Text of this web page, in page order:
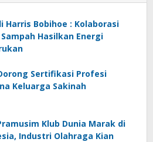
Harris Bobihoe : Kolaborasi
Hasilkan Energi
Sertifikasi Profesi
Keluarga Sakinah
Klub Dunia Marak di
Industri Olahraga Kian